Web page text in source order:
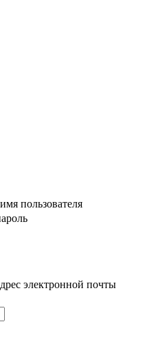
пользователя
электронной почты